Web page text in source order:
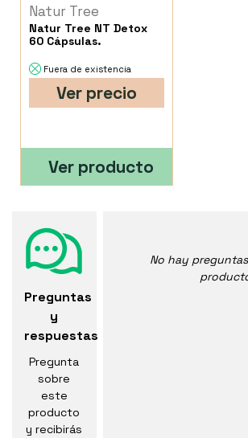
Natur Tree
Natur Tree NT Detox
60 Cápsulas.
Fuera de existencia
Ver precio
Ver producto
Preguntas
y
respuestas
Pregunta
sobre
este
producto
y recibirás
No hay